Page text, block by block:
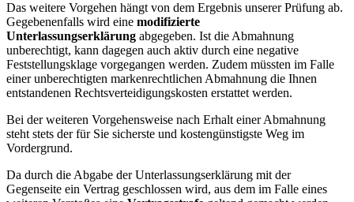
Das weitere Vorgehen hängt von dem Ergebnis unserer Prüfung ab.
Gegebenenfalls wird eine modifizierte
Unterlassungserklärung abgegeben. Ist die Abmahnung
unberechtigt, kann dagegen auch aktiv durch eine negative
Feststellungsklage vorgegangen werden. Zudem müssten im Falle
einer unberechtigten markenrechtlichen Abmahnung die Ihnen
entstandenen Rechtsverteidigungskosten erstattet werden.
Bei der weiteren Vorgehensweise nach Erhalt einer Abmahnung
steht stets der für Sie sicherste und kostengünstigste Weg im
Vordergrund.
Da durch die Abgabe der Unterlassungserklärung mit der
Gegenseite ein Vertrag geschlossen wird, aus dem im Falle eines